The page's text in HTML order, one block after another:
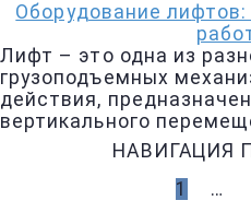
Оборудование лифтов:
Лифт – это одна из
грузоподъемных
действия,
вертикального
НАВИГАЦИЯ
1
…